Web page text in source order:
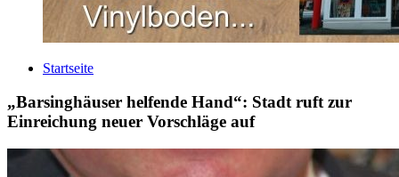
Startseite
„Barsinghäuser helfende Hand“: Stadt ruft zur
Einreichung neuer Vorschläge auf